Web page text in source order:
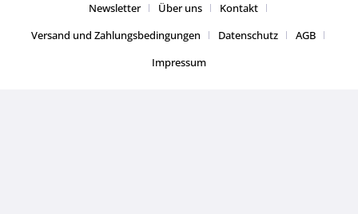
Newsletter Über uns
Kontakt
Versand und Zahlungsbedingungen
Datenschutz
AGB
Impressum